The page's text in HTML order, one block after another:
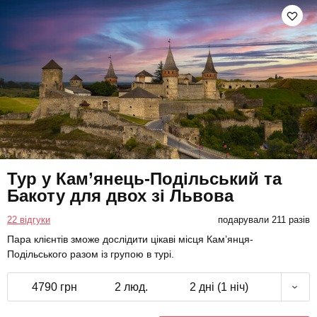
Тур у Кам’янець-Подільський та
Бакоту для двох зі Львова
22 відгуки подарували 211 разів
Пара клієнтів зможе дослідити цікаві місця Кам’янця-
Подільського разом із групою в турі.
4790 грн 2 люд. 2 дні (1 ніч)